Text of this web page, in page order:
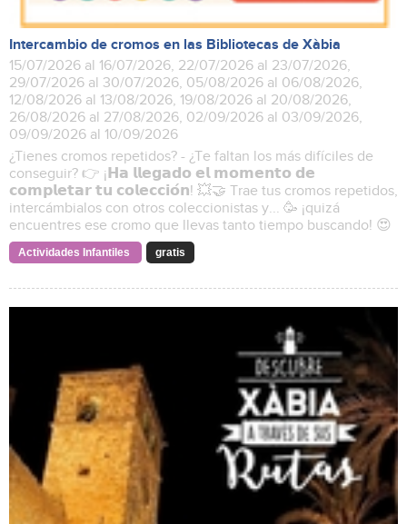
Intercambio de cromos en las Bibliotecas de Xàbia
15/07/2026 al 16/07/2026, 22/07/2026 al 23/07/2026,
29/07/2026 al 30/07/2026, 05/08/2026 al 06/08/2026,
12/08/2026 al 13/08/2026, 19/08/2026 al 20/08/2026,
26/08/2026 al 27/08/2026, 02/09/2026 al 03/09/2026,
09/09/2026 al 10/09/2026
¿Tienes cromos repetidos? - ¿Te faltan los más difíciles de
conseguir? 👉 ¡𝗛𝗮 𝗹𝗹𝗲𝗴𝗮𝗱𝗼 𝗲𝗹 𝗺𝗼𝗺𝗲𝗻𝘁𝗼 𝗱𝗲
𝗰𝗼𝗺𝗽𝗹𝗲𝘁𝗮𝗿 𝘁𝘂 𝗰𝗼𝗹𝗲𝗰𝗰𝗶𝗼́𝗻! 💥🤝 Trae tus cromos repetidos,
intercámbialos con otros coleccionistas y... 🥳 ¡quizá
encuentres ese cromo que llevas tanto tiempo buscando! 😍
Actividades Infantiles gratis